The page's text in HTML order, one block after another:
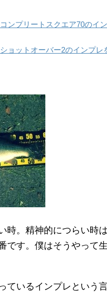
ンプリートスクエア70のイ
ョットオーバー2のインプレ
時。精神的につらい時
です。僕はそうやって
ているインプレという